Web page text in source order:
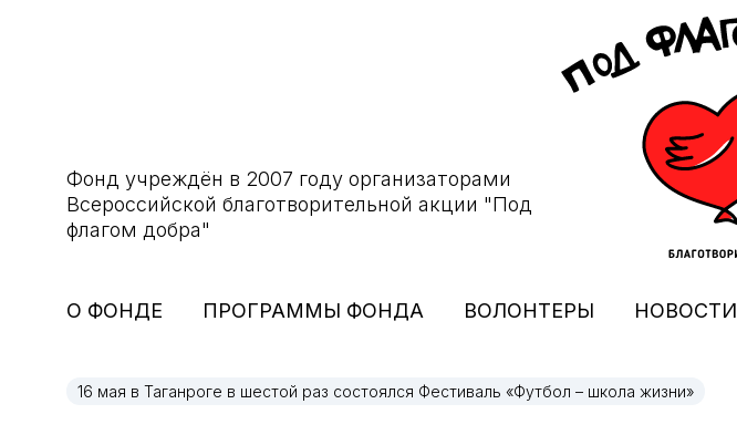
Фонд учреждён в 2007 году организаторами
Всероссийской благотворительной акции "Под
флагом добра"
О ФОНДЕ ПРОГРАММЫ ФОНДА ВОЛОНТЕРЫ НОВОСТИ
16 мая в Таганроге в шестой раз состоялся Фестиваль «Футбол – школа жизни»